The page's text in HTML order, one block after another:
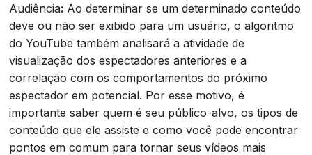
‍Audiência: Ao determinar se um determinado conteúdo
deve ou não ser exibido para um usuário, o algoritmo
do YouTube também analisará a atividade de
visualização dos espectadores anteriores e a
correlação com os comportamentos do próximo
espectador em potencial. Por esse motivo, é
importante saber quem é seu público-alvo, os tipos de
conteúdo que ele assiste e como você pode encontrar
pontos em comum para tornar seus vídeos mais